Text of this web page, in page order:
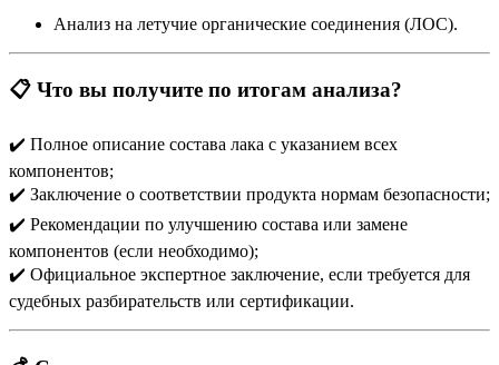
Анализ на летучие органические соединения (ЛОС).
📋 Что вы получите по итогам анализа?
✔️ Полное описание состава лака с указанием всех
компонентов;
✔️ Заключение о соответствии продукта нормам безопасности;
✔️ Рекомендации по улучшению состава или замене
компонентов (если необходимо);
✔️ Официальное экспертное заключение, если требуется для
судебных разбирательств или сертификации.